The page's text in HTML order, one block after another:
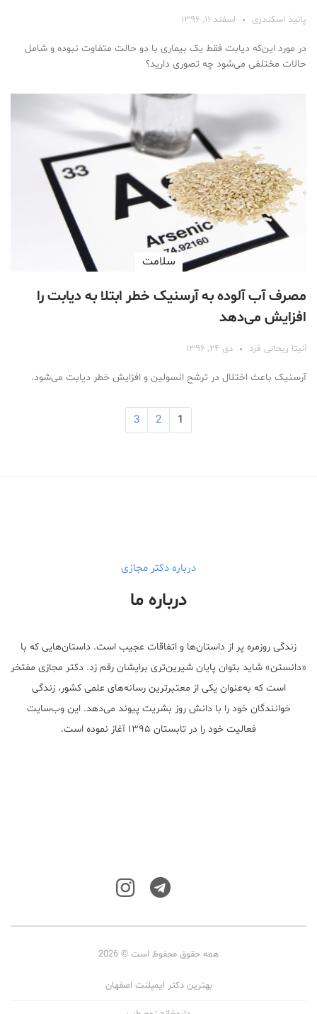
پانیذ اسکندری اسفند ۱۱, ۱۳۹۶
در مورد این‌که دیابت فقط یک بیماری با دو حالت متفاوت نبوده و شامل
حالات مختلفی می‌شود چه تصوری دارید؟
سلامت
مصرف آب آلوده به آرسنیک خطر ابتلا به دیابت را
افزایش می‌دهد
آنیتا ریحانی فرد دی ۲۴, ۱۳۹۶
آرسنیک باعث اختلال در ترشح انسولین و افزایش خطر دیابت می‌شود.
1
2
3
درباره دکتر مجازی
درباره ما
زندگی روزمره پر از داستان‌ها و اتفاقات عجیب است. داستان‌هایی که با
«دانستن» شاید بتوان پایان شیرین‌تری برایشان رقم زد. دکتر مجازی مفتخر
است که به‌عنوان یکی از معتبر‌ترین رسانه‌های علمی کشور، زندگی
خوانندگان خود را با دانش روز بشریت پیوند می‌دهد. این وب‌سایت
فعالیت خود را در تابستان ۱۳۹۵ آغاز نموده است.
همه حقوق محفوظ است © 2026
بهترین دکتر ایمپلنت اصفهان